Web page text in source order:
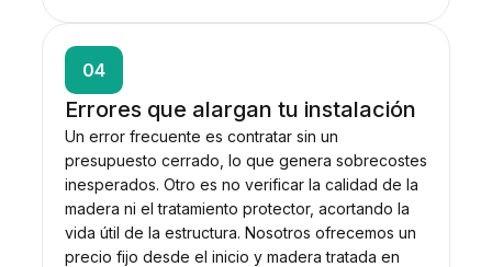
04
Errores que alargan tu instalación
Un error frecuente es contratar sin un
presupuesto cerrado, lo que genera sobrecostes
inesperados. Otro es no verificar la calidad de la
madera ni el tratamiento protector, acortando la
vida útil de la estructura. Nosotros ofrecemos un
precio fijo desde el inicio y madera tratada en